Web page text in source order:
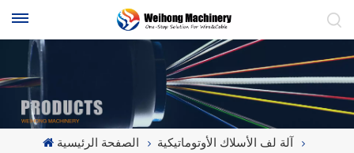
الصفحة الرئيسية
آلة لف الأسلاك الأوتوماتيكية